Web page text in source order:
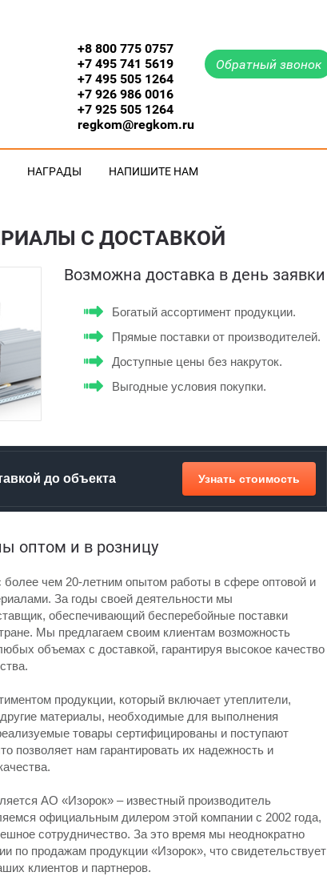
+8 800 775 0757
+7 495 741 5619
+7 495 505 1264
+7 926 986 0016
+7 925 505 1264
Обратный звонок
regkom@regkom.ru
НАГРАДЫ НАПИШИТЕ НАМ
С ДОСТАВКОЙ
Возможна доставка в день заявки
Богатый ассортимент продукции.
Прямые поставки от производителей.
Доступные цены без накруток.
Выгодные условия покупки.
до объекта Узнать стоимость
оптом и в розницу
чем 20-летним опытом работы в сфере оптовой и
За годы своей деятельности мы
обеспечивающий бесперебойные поставки
Мы предлагаем своим клиентам возможность
объемах с доставкой, гарантируя высокое качество
продукции, который включает утеплители,
материалы, необходимые для выполнения
товары сертифицированы и поступают
позволяет нам гарантировать их надежность и
АО «Изорок» – известный производитель
официальным дилером этой компании с 2002 года,
сотрудничество. За это время мы неоднократно
по продажам продукции «Изорок», что свидетельствует
клиентов и партнеров.